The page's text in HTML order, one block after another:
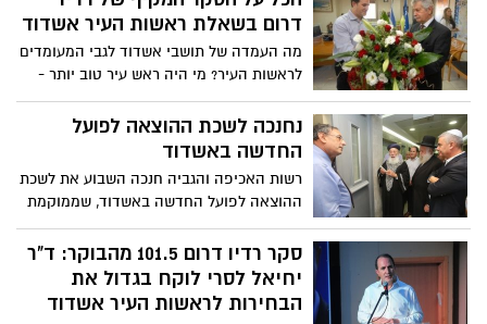
הבחירות, שולח המועמד לראשות העיר שמעון
וכל אלה שמתבססים על סקרים שקריים
כאלה או אחרים שהם כביכול כבר ניצחו אז
לאוקטובר. המצב הזה שהבחירות מוכרעות
כל הזמן על ידי אותם אנשים מרובעי ז' וג'
שבאים ב-100 אחוזים להצביע לא יכול
להימשך! זו חובה דמוקרטית של כל תושב
דרום בשאלת ראשות העיר אשדוד
מה העמדה של תושבי אשדוד לגבי המעומדים
לראשות העיר? מי היה ראש עיר טוב יותר -
לסרי או צילקר? מהי רמת שביעות הרצון של
התושבים מתפקודו של ראש העיר? מהי כוונת
ההצבעה של תושבי אשדוד נכון להיום. כל
המלא עולה כאן באשדוד נט.
נחנכה לשכת ההוצאה לפועל
החדשה באשדוד
רשות האכיפה והגביה חנכה השבוע את לשכת
ההוצאה לפועל החדשה באשדוד, שממוקמת
בבניין המשרדים בקניון סימול. בנוסף, מוקד
השירות והמידע הארצי עבר אף הוא לאשדוד
וצפוי להעסיק נשים מהמגזר החרדי
סקר רדיו דרום 101.5 מהבוקר: ד"ר
יחיאל לסרי לוקח בגדול את
הבחירות לראשות העיר אשדוד